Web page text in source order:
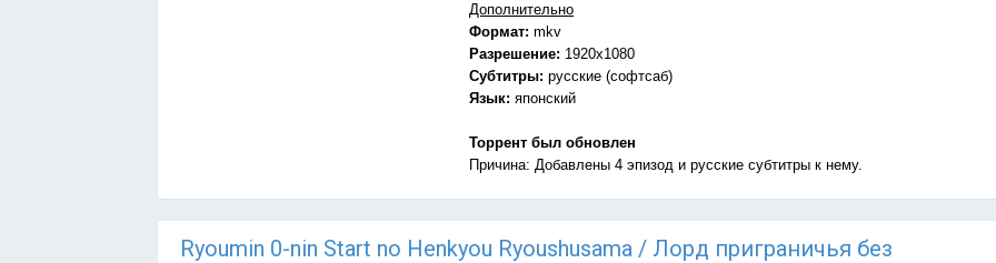
Дополнительно
Формат: mkv
Разрешение: 1920x1080
Субтитры: русские (софтсаб)
Язык: японский
Торрент был обновлен
Причина: Добавлены 4 эпизод и русские субтитры к нему.
Ryoumin 0-nin Start no Henkyou Ryoushusama / Лорд приграничья без